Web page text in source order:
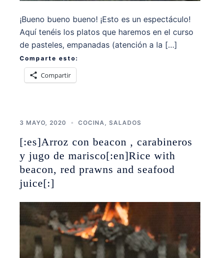
¡Bueno bueno bueno! ¡Esto es un espectáculo!
Aquí tenéis los platos que haremos en el curso
de pasteles, empanadas (atención a la […]
Comparte esto:
Compartir
3 MAYO, 2020 COCINA SALADOS
[:es]Arroz con beacon , carabineros
y jugo de marisco[:en]Rice with
beacon, red prawns and seafood
juice[:]